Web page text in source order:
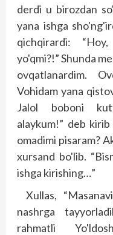
derdi u birozdan
yana ishga
qichqirardi:
yo'qmi?!” Shunda
ovqatlanardim.
Vohidam yana
Jalol boboni
alaykum!” deb kirib
omadimi pisaram?
xursand bo'lib.
ishga kirishing…”
Xullas,
nashrga
rahmatli